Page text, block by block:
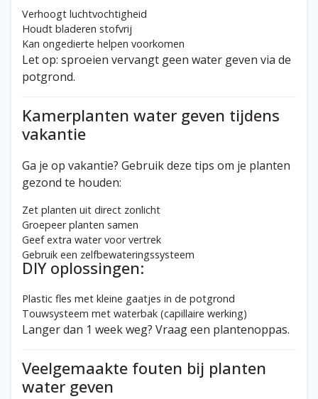
Verhoogt luchtvochtigheid
Houdt bladeren stofvrij
Kan ongedierte helpen voorkomen
Let op: sproeien vervangt geen water geven via de
potgrond.
Kamerplanten water geven tijdens
vakantie
Ga je op vakantie? Gebruik deze tips om je planten
gezond te houden:
Zet planten uit direct zonlicht
Groepeer planten samen
Geef extra water voor vertrek
Gebruik een zelfbewateringssysteem
DIY oplossingen:
Plastic fles met kleine gaatjes in de potgrond
Touwsysteem met waterbak (capillaire werking)
Langer dan 1 week weg? Vraag een plantenoppas.
Veelgemaakte fouten bij planten
water geven